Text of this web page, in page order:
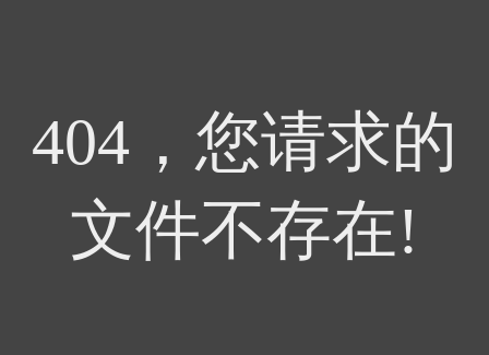
404，您请求的
文件不存在!